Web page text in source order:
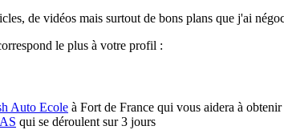
de vidéos mais surtout de bons plans que j'ai
le plus à votre profil :
Auto Ecole à Fort de France qui vous aidera à
qui se déroulent sur 3 jours